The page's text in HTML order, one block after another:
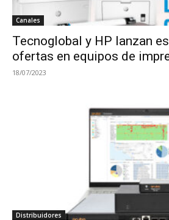
Canales
Tecnoglobal y HP lanzan
ofertas en equipos de
18/07/2023
Distribuidores